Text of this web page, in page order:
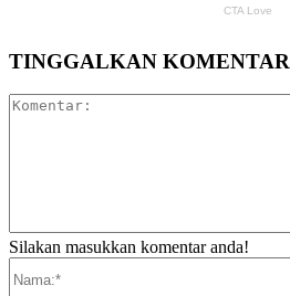
TINGGALKAN KOMENTAR
Silakan masukkan komentar anda!